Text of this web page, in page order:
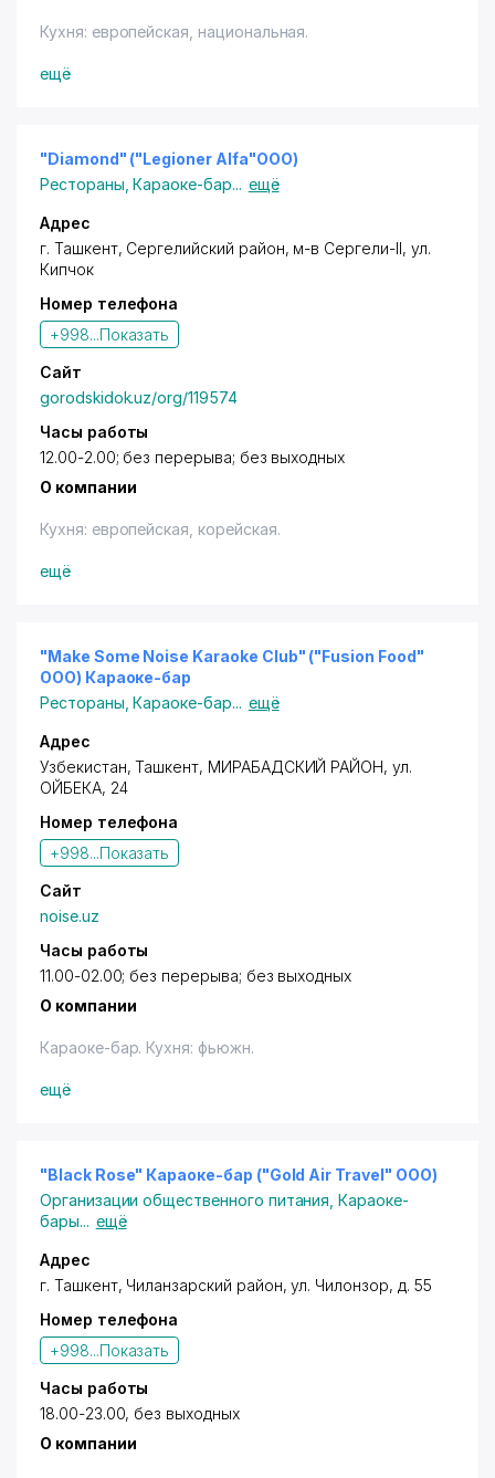
Кухня: европейская, национальная.
Владельцам дисконтных карт с логотипом "Город
Скидки не предоставляются во время проведения
акций.
ещё
"Diamond" ("Legioner Alfa"OOO)
Рестораны ,Караоке-бар... ещё
Адрес
г. Ташкент, Сергелийский район, м-в Сергели-II, ул.
Кипчок
Номер телефона
+998...Показать
Сайт
gorodskidok.uz/org/119574
Часы работы
12.00-2.00; без перерыва; без выходных
О компании
Кухня: европейская, корейская.
Владельцам дисконтных карт с логотипом "Город
ещё
"Make Some Noise Karaoke Club" ("Fusion Food"
ООО) Караоке-бар
Рестораны ,Караоке-бар... ещё
Адрес
Узбекистан,Ташкент, МИРАБАДСКИЙ РАЙОН,ул.
ОЙБЕКА, 24
Номер телефона
+998...Показать
Сайт
noise.uz
Часы работы
11.00-02.00; без перерыва; без выходных
О компании
Караоке-бар. Кухня: фьюжн.
Владельцам дисконтных карт с логотипом "Город
при полном заказе блюд и напитков. Скидки не
суммируются.
ещё
"Black Rose" Караоке-бар ("Gold Air Travel" ООО)
Организации общественного питания ,Караоке-
бары... ещё
Адрес
г. Ташкент, Чиланзарский район,ул. Чилонзор, д. 55
Номер телефона
+998...Показать
Часы работы
18.00-23.00, без выходных
О компании